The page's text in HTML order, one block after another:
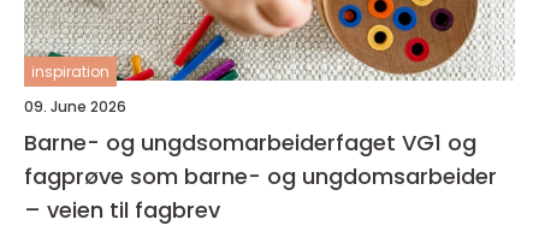
inspiration
09. June 2026
Barne- og ungdsomarbeiderfaget VG1 og
fagprøve som barne- og ungdomsarbeider
– veien til fagbrev